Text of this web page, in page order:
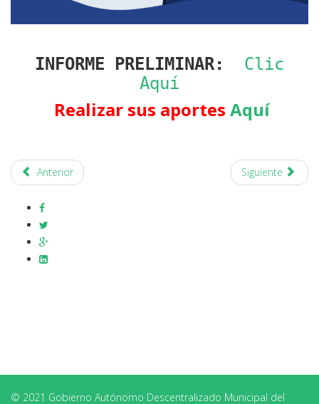
INFORME PRELIMINAR:
Clic
Aquí
Realizar sus aportes Aquí
Anterior Siguiente
© 2021 Gobierno Autónomo Descentralizado Municipal del